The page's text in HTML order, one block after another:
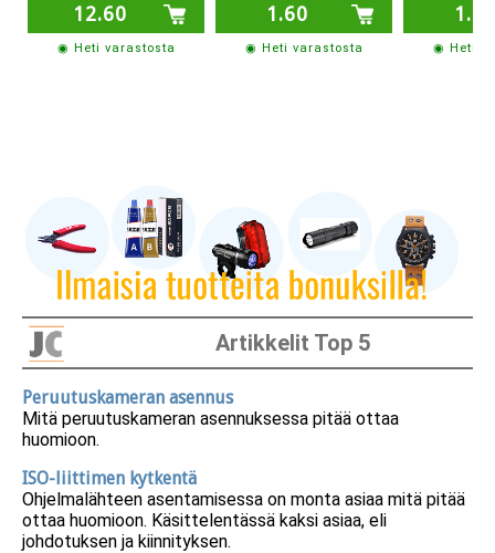
12.60
◉ Heti varastosta
1.60
◉ Heti varastosta
1.00
◉ Heti
Artikkelit Top 5
Peruutuskameran asennus
Mitä peruutuskameran asennuksessa pitää ottaa
huomioon.
ISO-liittimen kytkentä
Ohjelmalähteen asentamisessa on monta asiaa mitä pitää
ottaa huomioon. Käsittelentässä kaksi asiaa, eli
johdotuksen ja kiinnityksen.